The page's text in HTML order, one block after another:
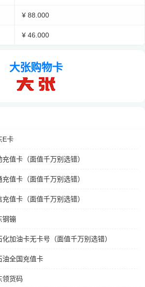
¥ 88.000
¥ 46.000
大张购物卡
E卡
值卡（面值千万别选错）
值卡（面值千万别选错）
值卡（面值千万别选错）
钢镚
加油卡无卡号（面值千万别选错）
油全国充值卡
领货码